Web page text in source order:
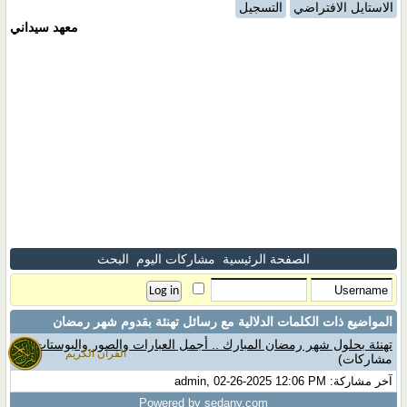
القران الكريم
الاستايل الافتراضي
التسجيل
معهد سيداني
الصفحة الرئيسية مشاركات اليوم البحث
المواضيع ذات الكلمات الدلالية معرسائل تهنئة بقدوم شهر رمضان
تهنئة بحلول شهر رمضان المبارك .. أجمل العبارات والصور والبوستات (0
مشاركات)
آخر مشاركة: admin, 02-26-2025 12:06 PM
Powered by sedany.com